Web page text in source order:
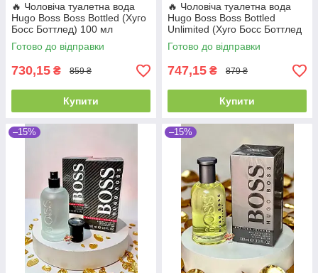
🔥 Чоловіча туалетна вода
Hugo Boss Boss Bottled (Хуго
Босс Боттлед) 100 мл
Деревні Пряні Свіжі Стійкі
Шлейфові | Цитрус
Готово до відправки
730,15 ₴ 859 ₴
Купити
🔥 Чоловіча туалетна вода
Hugo Boss Boss Bottled
Unlimited (Хуго Босс Боттлед
Анлімітед) 100 мл Стійкі
Шлейфові Свіжі | Грейпфрут
Готово до відправки
747,15 ₴ 879 ₴
Купити
–15% –15%